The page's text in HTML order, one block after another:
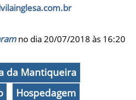
no dia 20/07/2018 às 16:20
da Mantiqueira
Hospedagem